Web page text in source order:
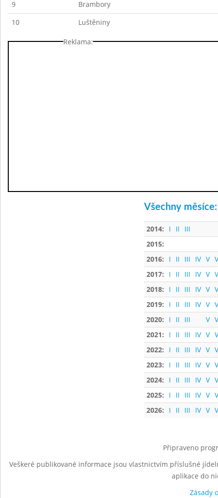
9
Brambory
10
Luštěniny
Reklama:
Všechny měsíce:
2014: I II
III
2015:
2016:
I II III IV V
2017:
I II III IV V
2018:
I II III IV V
2019:
I II III IV V
2020:
I II III V
2021:
I II III IV V
2022:
I II III IV V
2023:
I II III IV V
2024:
I II III IV V
2025:
I II III IV V
2026:
I II III IV V
Připraveno
Veškeré publikované informace jsou vlastnictvím příslušné
aplikace do
Zásady